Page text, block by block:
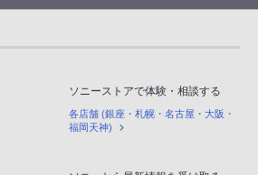
ソニーストアで体験・相談する
各店舗 (銀座・札幌・名古屋・大阪・
福岡天神)